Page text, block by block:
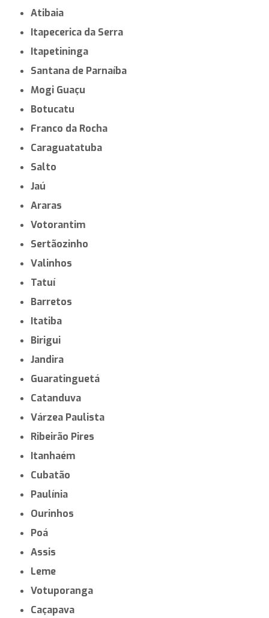
Atibaia
Itapecerica da Serra
Itapetininga
Santana de Parnaíba
Mogi Guaçu
Botucatu
Franco da Rocha
Caraguatatuba
Salto
Jaú
Araras
Votorantim
Sertãozinho
Valinhos
Tatuí
Barretos
Itatiba
Birigui
Jandira
Guaratinguetá
Catanduva
Várzea Paulista
Ribeirão Pires
Itanhaém
Cubatão
Paulínia
Ourinhos
Poá
Assis
Leme
Votuporanga
Caçapava